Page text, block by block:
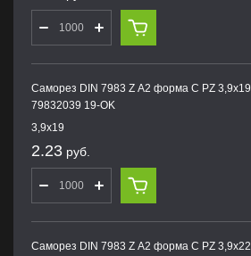
Саморез DIN 7983 Z А2 форма С PZ 3,9х19
79832039 19-OK
3,9х19
2.23 руб.
Саморез DIN 7983 Z А2 форма С PZ 3,9х22